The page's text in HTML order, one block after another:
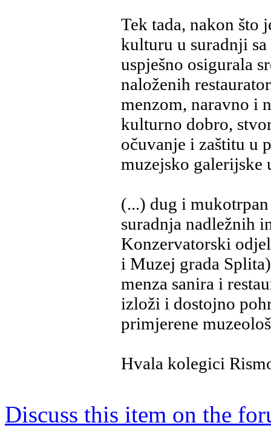
Tek tada, nakon što
kulturu u suradnji
uspješno osigurala
naloženih
menzom, naravno i
kulturno dobro,
očuvanje i zaštitu u
muzejsko galerijske
(...) dug i
suradnja nadležnih
Konzervatorski
i Muzej grada
menza sanira i
izloži i dostojno
primjerene
Hvala kolegici
Discuss this item on the